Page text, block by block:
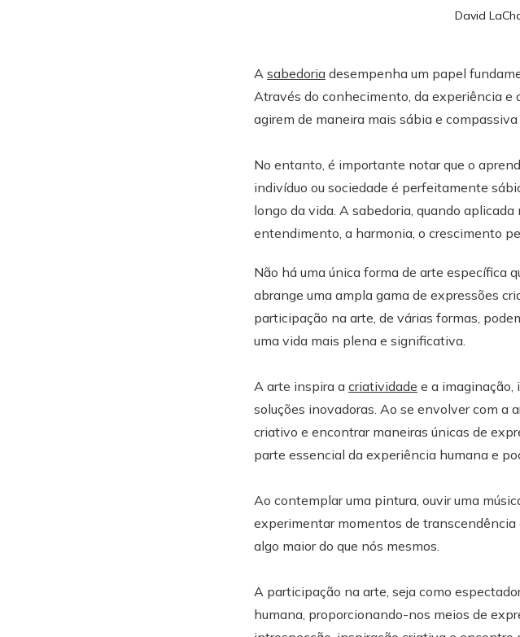
David
A sabedoria desempenha um papel
Através do conhecimento, da experiência e
agirem de maneira mais sábia e
No entanto, é importante notar que o
indivíduo ou sociedade é perfeitamente
longo da vida. A sabedoria, quando
entendimento, a harmonia, o crescimento
Não há uma única forma de arte específica
abrange uma ampla gama de expressões
participação na arte, de várias formas,
uma vida mais plena e significativa.
A arte inspira a criatividade e a
soluções inovadoras. Ao se envolver com a
criativo e encontrar maneiras únicas de
parte essencial da experiência humana e
Ao contemplar uma pintura, ouvir uma
experimentar momentos de
algo maior do que nós mesmos.
A participação na arte, seja como
humana, proporcionando-nos meios de